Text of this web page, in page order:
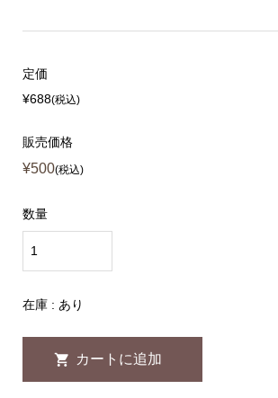
定価
¥688(税込)
販売価格
¥500(税込)
数量
在庫 : あり